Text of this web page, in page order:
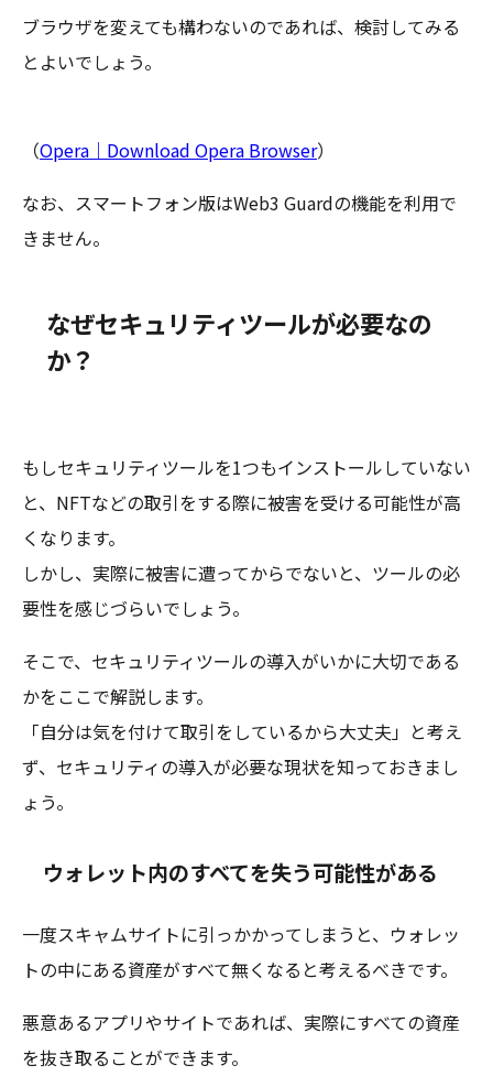
ブラウザを変えても構わないのであれば、検討してみる
とよいでしょう。
（Opera｜Download Opera Browser）
なお、スマートフォン版はWeb3 Guardの機能を利用で
きません。
なぜセキュリティツールが必要なの
か？
もしセキュリティツールを1つもインストールしていない
と、NFTなどの取引をする際に被害を受ける可能性が高
くなります。
しかし、実際に被害に遭ってからでないと、ツールの必
要性を感じづらいでしょう。
そこで、セキュリティツールの導入がいかに大切である
かをここで解説します。
「自分は気を付けて取引をしているから大丈夫」と考え
ず、セキュリティの導入が必要な現状を知っておきまし
ょう。
ウォレット内のすべてを失う可能性がある
一度スキャムサイトに引っかかってしまうと、ウォレッ
トの中にある資産がすべて無くなると考えるべきです。
悪意あるアプリやサイトであれば、実際にすべての資産
を抜き取ることができます。